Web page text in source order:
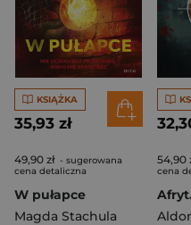
KSIĄŻKA
35,93 zł
49,90 zł - sugerowana
cena detaliczna
W pułapce
Magda Stachula
54,90
cena